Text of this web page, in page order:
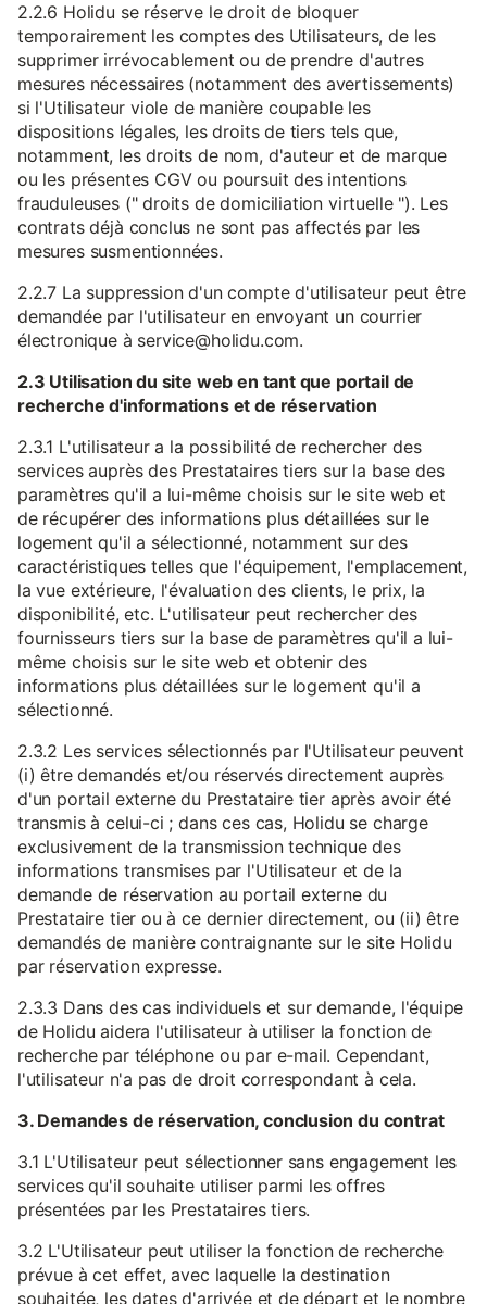
2.2.6 Holidu se réserve le droit de bloquer
temporairement les comptes des Utilisateurs, de les
supprimer irrévocablement ou de prendre d'autres
mesures nécessaires (notamment des avertissements)
si l'Utilisateur viole de manière coupable les
dispositions légales, les droits de tiers tels que,
notamment, les droits de nom, d'auteur et de marque
ou les présentes CGV ou poursuit des intentions
frauduleuses (" droits de domiciliation virtuelle "). Les
contrats déjà conclus ne sont pas affectés par les
mesures susmentionnées.
2.2.7 La suppression d'un compte d'utilisateur peut être
demandée par l'utilisateur en envoyant un courrier
électronique à service@holidu.com.
2.3 Utilisation du site web en tant que portail de
recherche d'informations et de réservation
2.3.1 L'utilisateur a la possibilité de rechercher des
services auprès des Prestataires tiers sur la base des
paramètres qu'il a lui-même choisis sur le site web et
de récupérer des informations plus détaillées sur le
logement qu'il a sélectionné, notamment sur des
caractéristiques telles que l'équipement, l'emplacement,
la vue extérieure, l'évaluation des clients, le prix, la
disponibilité, etc. L'utilisateur peut rechercher des
fournisseurs tiers sur la base de paramètres qu'il a lui-
même choisis sur le site web et obtenir des
informations plus détaillées sur le logement qu'il a
sélectionné.
2.3.2 Les services sélectionnés par l'Utilisateur peuvent
(i) être demandés et/ou réservés directement auprès
d'un portail externe du Prestataire tier après avoir été
transmis à celui-ci ; dans ces cas, Holidu se charge
exclusivement de la transmission technique des
informations transmises par l'Utilisateur et de la
demande de réservation au portail externe du
Prestataire tier ou à ce dernier directement, ou (ii) être
demandés de manière contraignante sur le site Holidu
par réservation expresse.
2.3.3 Dans des cas individuels et sur demande, l'équipe
de Holidu aidera l'utilisateur à utiliser la fonction de
recherche par téléphone ou par e-mail. Cependant,
l'utilisateur n'a pas de droit correspondant à cela.
3. Demandes de réservation, conclusion du contrat
3.1 L'Utilisateur peut sélectionner sans engagement les
services qu'il souhaite utiliser parmi les offres
présentées par les Prestataires tiers.
3.2 L'Utilisateur peut utiliser la fonction de recherche
prévue à cet effet, avec laquelle la destination
souhaitée, les dates d'arrivée et de départ et le nombre